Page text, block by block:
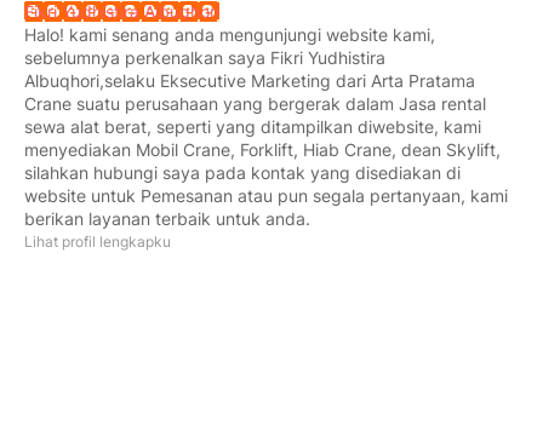
Fikri Yudhistira Albuqhori
Halo! kami senang anda mengunjungi website kami,
sebelumnya perkenalkan saya Fikri Yudhistira
Albuqhori,selaku Eksecutive Marketing dari Arta Pratama
Crane suatu perusahaan yang bergerak dalam Jasa rental
sewa alat berat, seperti yang ditampilkan diwebsite, kami
menyediakan Mobil Crane, Forklift, Hiab Crane, dean Skylift,
silahkan hubungi saya pada kontak yang disediakan di
website untuk Pemesanan atau pun segala pertanyaan, kami
berikan layanan terbaik untuk anda.
Lihat profil lengkapku